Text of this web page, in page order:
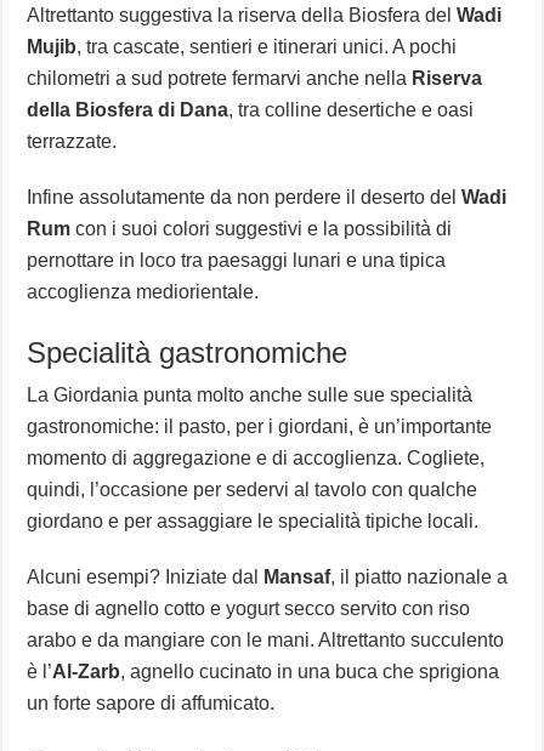
Altrettanto suggestiva la riserva della Biosfera delWadi
Mujib, tra cascate, sentieri e itinerari unici. A pochi
chilometri a sud potrete fermarvi anche nella Riserva
della Biosfera di Dana, tra colline desertiche e oasi
terrazzate.
Infine assolutamente da non perdere il deserto delWadi
Rum con i suoi colori suggestivi e la possibilità di
pernottare in loco tra paesaggi lunari e una tipica
accoglienza mediorientale.
Specialità gastronomiche
La Giordania punta molto anche sulle sue specialità
gastronomiche: il pasto, per i giordani, è un’importante
momento di aggregazione e di accoglienza. Cogliete,
quindi, l’occasione per sedervi al tavolo con qualche
giordano e per assaggiare le specialità tipiche locali.
Alcuni esempi? Iniziate dal Mansaf, il piatto nazionale a
base di agnello cotto e yogurt secco servito con riso
arabo e da mangiare con le mani. Altrettanto succulento
è l’Al-Zarb, agnello cucinato in una buca che sprigiona
un forte sapore di affumicato.